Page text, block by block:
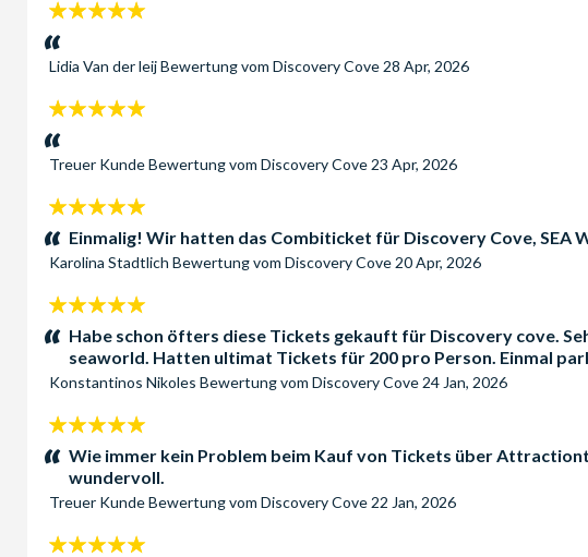
5
Sterne:
Lidia Van der leijBewertung vom Discovery Cove 28 Apr, 2026
5
Sterne:
Treuer KundeBewertung vom Discovery Cove 23 Apr, 2026
5
Sterne:Einmalig! Wir hatten das Combiticket für Discovery Cove,
Karolina Stadtlich Bewertung vom Discovery Cove 20 Apr, 2026
5
Sterne:Habe schon öfters diese Tickets gekauft für Discovery cove.
seaworld. Hatten ultimat Tickets für 200 pro Person. Einmal
Konstantinos Nikoles Bewertung vom Discovery Cove 24 Jan, 2026
5
Sterne:Wie immer kein Problem beim Kauf von Tickets über
wundervoll.
Treuer KundeBewertung vom Discovery Cove 22 Jan, 2026
5